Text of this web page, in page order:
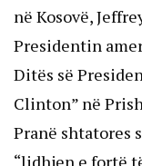
në Kosovë,
Presidentin
Ditës së
Clinton” në
Pranë shtatores
“lidhjen e fortë